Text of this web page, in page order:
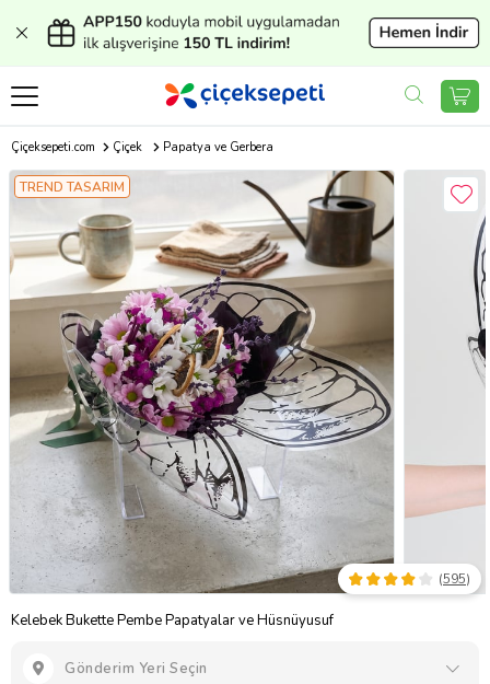
Çiçeksepeti.com Çiçek Papatya ve Gerbera
TREND TASARIM
Kelebek Bukette Pembe Papatyalar ve Hüsnüyusuf
(595)
Gönderim Yeri Seçin